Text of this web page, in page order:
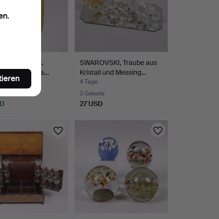
Überfangglas,
19./20. Ja…
SWAROVSKI, Traube aus
Kristall und Messing…
4 Tage
2 Gebote
27 USD